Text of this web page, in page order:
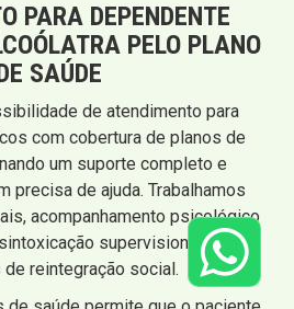
PARA DEPENDENTE
PELO PLANO
SAÚDE
de atendimento para
com cobertura de planos de
um suporte completo e
precisa de ajuda. Trabalhamos
acompanhamento psicológico
supervisionada e
de reintegração social.